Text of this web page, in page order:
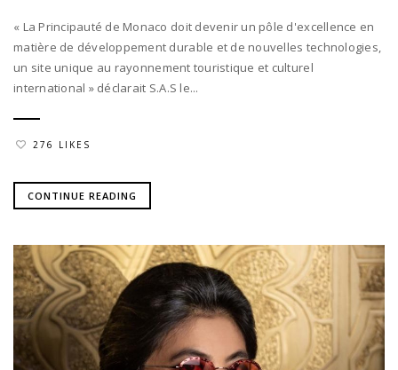
« La Principauté de Monaco doit devenir un pôle d'excellence en
matière de développement durable et de nouvelles technologies,
un site unique au rayonnement touristique et culturel
international » déclarait S.A.S le...
276 LIKES
CONTINUE READING